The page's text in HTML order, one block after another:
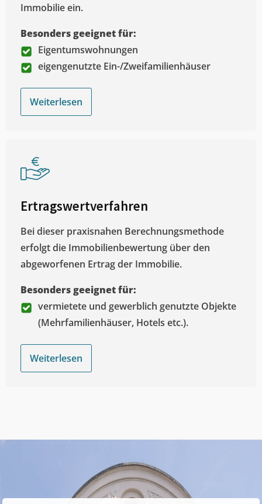
Immobilie ein.
Besonders geeignet für:
Eigentumswohnungen
eigengenutzte Ein-/Zweifamilienhäuser
Weiterlesen
Ertragswertverfahren
Bei dieser praxisnahen Berechnungsmethode
erfolgt die Immobilienbewertung über den
abgeworfenen Ertrag der Immobilie.
Besonders geeignet für:
vermietete und gewerblich genutzte Objekte
(Mehrfamilienhäuser, Hotels etc.).
Weiterlesen